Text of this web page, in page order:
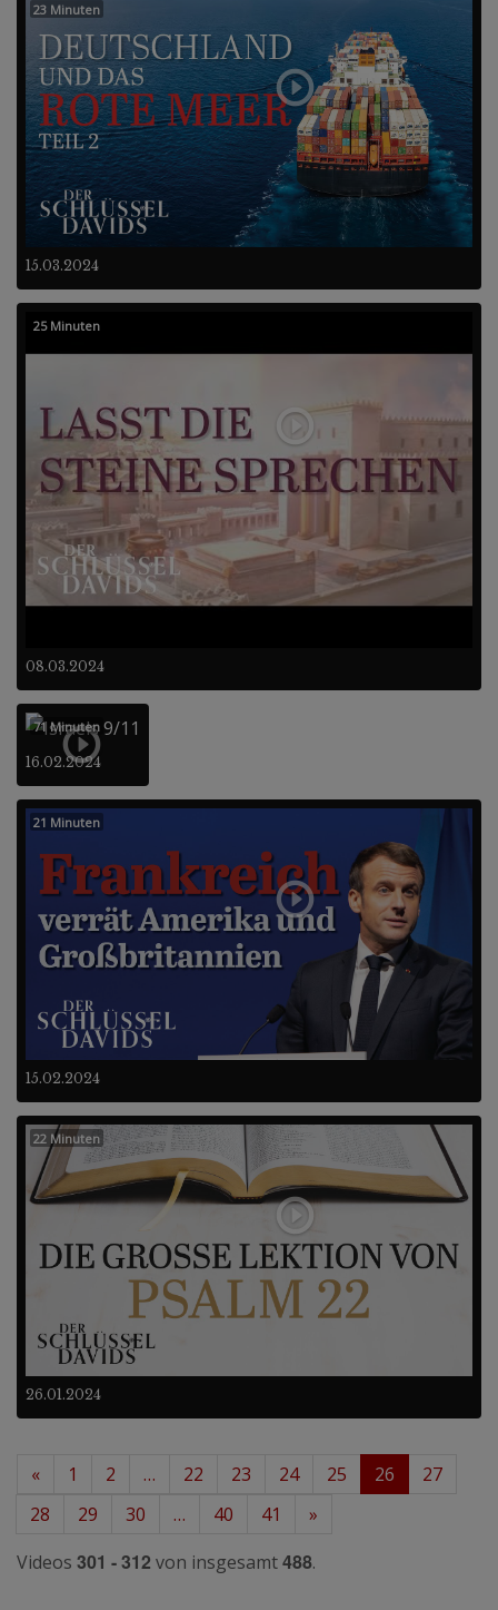
15.03.2024
23 Minuten
08.03.2024
25 Minuten
16.02.2024
71 Minuten
15.02.2024
21 Minuten
26.01.2024
22 Minuten
« 1 2 … 22 23 24 25 26
27
28
29 30 … 40 41
»
Videos 301 - 312 von insgesamt488.